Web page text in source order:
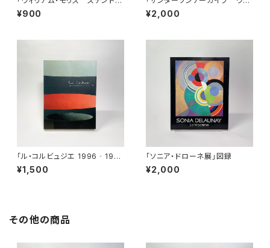
ラス・テキスタイル・壁紙」展図録
¥900
リアム・モリスと英国の壁紙展ー
美しい生活をもとめて」図録
¥2,000
「ル・コルビュジエ 1996‐199
7」展図録
¥1,500
「ソニア・ドローネ展」図録
¥2,000
その他の商品